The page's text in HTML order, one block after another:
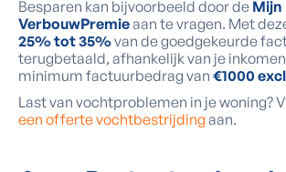
Besparen kan bijvoorbeeld door de Mijn
VerbouwPremieaan te vragen. Met
25% tot 35%van de goedgekeurde
terugbetaald, afhankelijk van je
minimum factuurbedrag van €1000
Last van vochtproblemen in je woning?
een offerte vochtbestrijding aan.